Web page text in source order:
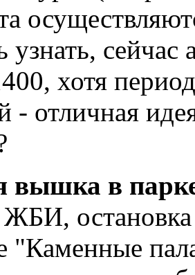
узнать,
хотя
- отличная
вышка в
"Каменные